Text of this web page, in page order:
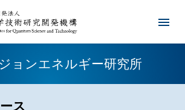
ョンエネルギー研究所
ス